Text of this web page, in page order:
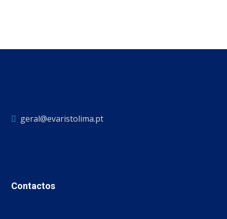
geral@evaristolima.pt
Contactos